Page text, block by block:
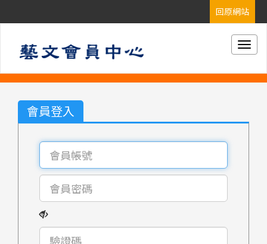
會員登入